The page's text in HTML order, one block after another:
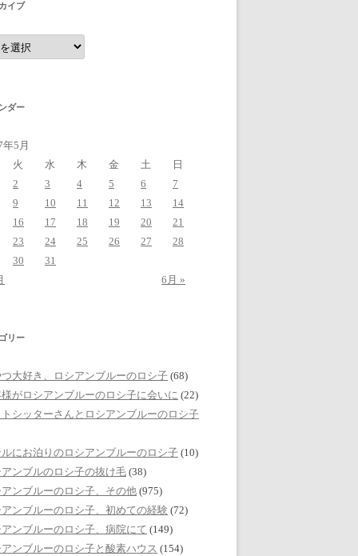
イブ
ダー
5月
火
水 木 金 土
日
2
3 4 5 6
7
9
10 11 12 13
14
16
17 18 19 20
21
23
24 25 26 27
28
30
31
6月 »
リー
大好き、ロシアンブルーのロシ子 (68)
がロシアンブルーのロシ子に会いに (22)
シッターさんとロシアンブルーのロシ子
にお泊りのロシアンブルーのロシ子 (10)
ンブルのロシ子の抜け毛 (38)
ンブルーのロシ子、その他 (975)
ンブルーのロシ子、初めての経験 (72)
ンブルーのロシ子、病院にて (149)
ンブルーのロシ子と酸素ハウス (154)